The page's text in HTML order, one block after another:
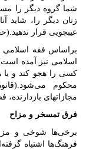
شما گروه دیگر را
زنان دیگر را، شاید
عیبجویی قرار
براساس فقه
اسلامی نیز آمده
کسی را هجو کند و یا
محکوم
مجازاتهای بازدارنده، فصل 27
فرق تمسخر و مزاح
برخی‌ها شوخی و
فرهنگ‌ها اشتباه